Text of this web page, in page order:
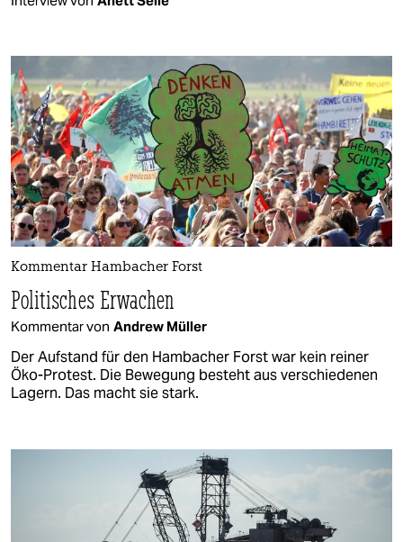
Kommentar Hambacher Forst
Politisches Erwachen
Kommentar von Andrew Müller
Der Aufstand für den Hambacher Forst war kein reiner
Öko-Protest. Die Bewegung besteht aus verschiedenen
Lagern. Das macht sie stark.